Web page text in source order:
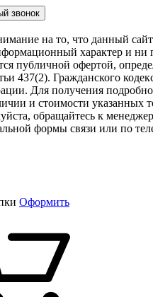
звонок
на то, что данный
характер и ни
публичной офертой,
437(2). Гражданского
Для получения
и стоимости указанных
обращайтесь к
формы связи или по
Оформить